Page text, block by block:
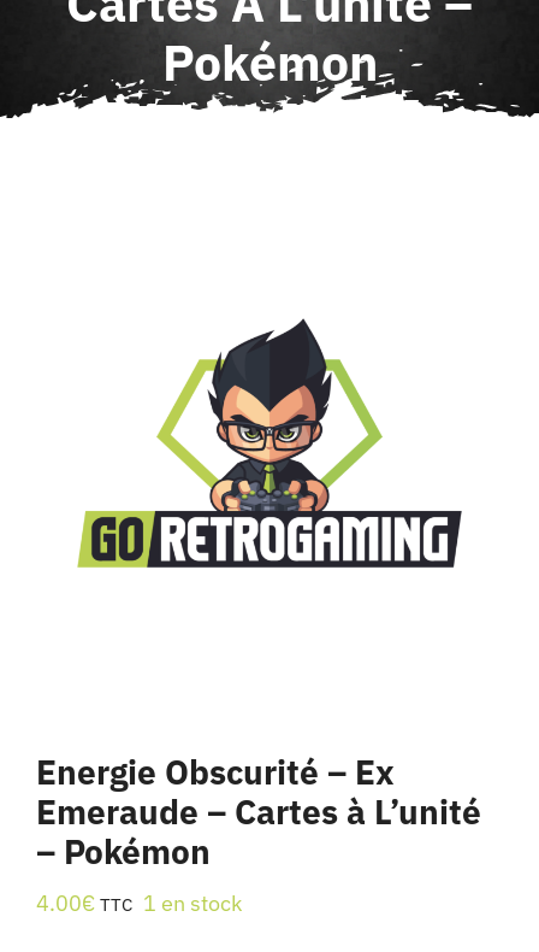
Agenda
Contact
Pokémon
Energie Obscurité – Ex
Emeraude – Cartes à L’unité
– Pokémon
4.00€ TTC 1 en stock